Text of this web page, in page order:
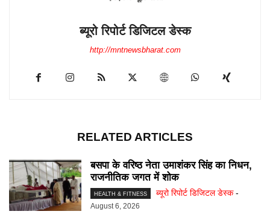
ब्यूरो रिपोर्ट डिजिटल डेस्क
http://mntnewsbharat.com
RELATED ARTICLES
बसपा के वरिष्ठ नेता उमाशंकर सिंह का निधन,
राजनीतिक जगत में शोक
HEALTH & FITNESS ब्यूरो रिपोर्ट डिजिटल डेस्क -
August 6, 2026